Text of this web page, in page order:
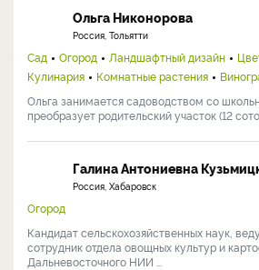
Ольга Никонорова
Россия, Тольятти
Сад Огород Ландшафтный дизайн
Кулинария
Комнатные растения
Ольга занимается садоводством со
преобразует родительский участок (12
Галина Антониевна
Россия, Хабаровск
Огород
Кандидат сельскохозяйственных наук,
сотрудник отдела овощных культур и
Дальневосточного НИИ ...